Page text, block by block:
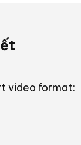
video format: